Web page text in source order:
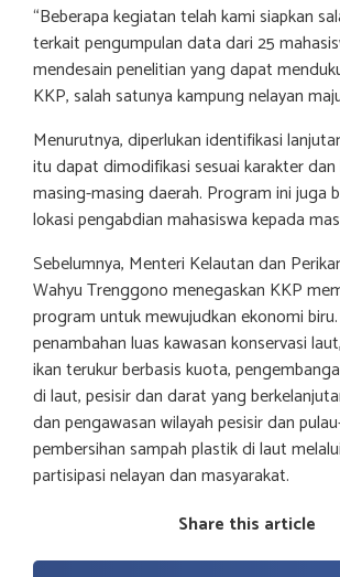
“Beberapa kegiatan telah kami siapkan
terkait pengumpulan data dari 25
mendesain penelitian yang dapat
KKP, salah satunya kampung nelayan
Menurutnya, diperlukan identifikasi
itu dapat dimodifikasi sesuai karakter
masing-masing daerah. Program ini juga
lokasi pengabdian mahasiswa kepada
Sebelumnya, Menteri Kelautan dan
Wahyu Trenggono menegaskan KKP
program untuk mewujudkan ekonomi
penambahan luas kawasan konservasi
ikan terukur berbasis kuota,
di laut, pesisir dan darat yang
dan pengawasan wilayah pesisir dan
pembersihan sampah plastik di laut
partisipasi nelayan dan masyarakat.
Share this article